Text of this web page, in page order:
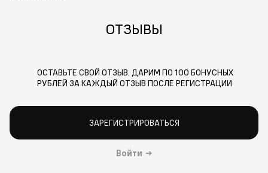
ОТЗЫВЫ
ОСТАВЬТЕ СВОЙ ОТЗЫВ. ДАРИМ ПО 100 БОНУСНЫХ
РУБЛЕЙ ЗА КАЖДЫЙ ОТЗЫВ ПОСЛЕ РЕГИСТРАЦИИ
ЗАРЕГИСТРИРОВАТЬСЯ
Войти →